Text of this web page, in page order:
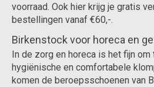
voorraad. Ook hier krijg je gratis
bestellingen vanaf €60,-.
Birkenstock voor horeca en
In de zorg en horeca is het fijn om
hygiënische en comfortabele
komen de beroepsschoenen van